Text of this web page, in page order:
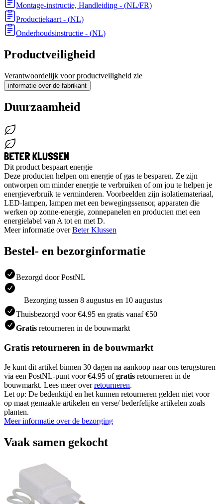
Montage-instructie, Handleiding - (NL/FR)
Productiekaart - (NL)
Onderhoudsinstructie - (NL)
Productveiligheid
Verantwoordelijk voor productveiligheid zie
informatie over de fabrikant
Duurzaamheid
Dit product bespaart energie
Deze producten helpen om energie of gas te besparen. Ze zijn
ontworpen om minder energie te verbruiken of om jou te helpen je
energieverbruik te verminderen. Voorbeelden zijn isolatiemateriaal,
LED-lampen, lampen met een bewegingssensor, apparaten die
werken op zonne-energie, zonnepanelen en producten met een
energielabel van A tot en met D.
Meer informatie overBeter Klussen
Bestel- en bezorginformatie
Bezorgd door PostNL
Bezorging tussen 8 augustus en 10 augustus
Thuisbezorgd voor €4.95 en gratis vanaf €50
Gratis retourneren in de bouwmarkt
Gratis retourneren in de bouwmarkt
Je kunt dit artikel binnen 30 dagen na aankoop naar ons terugsturen
via een PostNL-punt voor €4.95 ofgratis retourneren in de
bouwmarkt. Lees meer overretourneren.
Let op: De bedenktijd en het kunnen retourneren gelden niet voor
op maat gemaakte artikelen en verse/ bederfelijke artikelen zoals
planten.
Meer informatie over de bezorging
Vaak samen gekocht